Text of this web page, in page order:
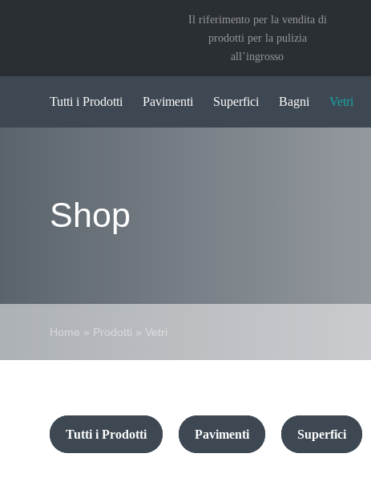
Il riferimento per la vendita di
prodotti per la pulizia
all’ingrosso
Tutti i Prodotti Pavimenti Superfici Bagni Vetri
Shop
Home » Prodotti » Vetri
Tutti i Prodotti Pavimenti Superfici